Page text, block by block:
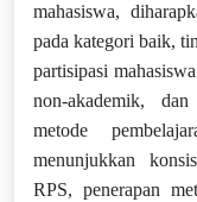
mahasiswa,
pada kategori baik,
partisipasi
non-akademik,
metode
menunjukkan
RPS, penerapan